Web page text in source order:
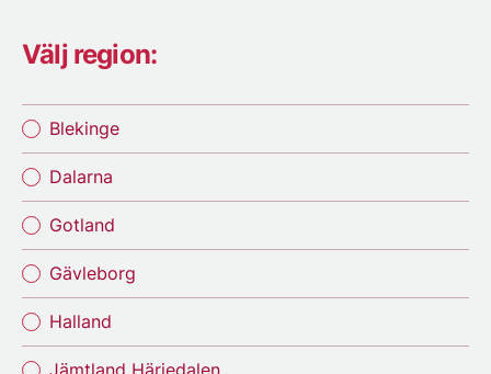
Välj region:
Blekinge
Dalarna
Gotland
Gävleborg
Halland
Jämtland Härjedalen